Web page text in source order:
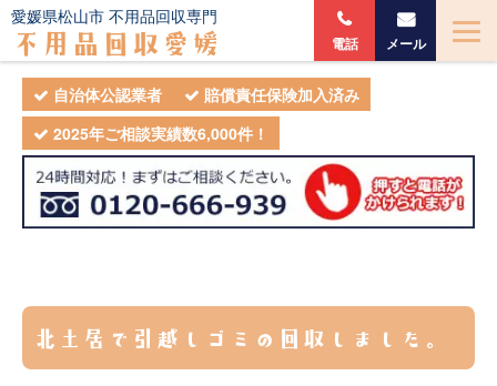
自治体公認業者
賠償責任保険加入済み
2025年ご相談実績数6,000件！
愛媛県松山市 不用品回収専門
不用品回収愛媛 電話 メール
北土居で引越しゴミの回収しました。